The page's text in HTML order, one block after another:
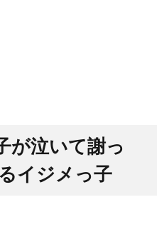
イジメっ子